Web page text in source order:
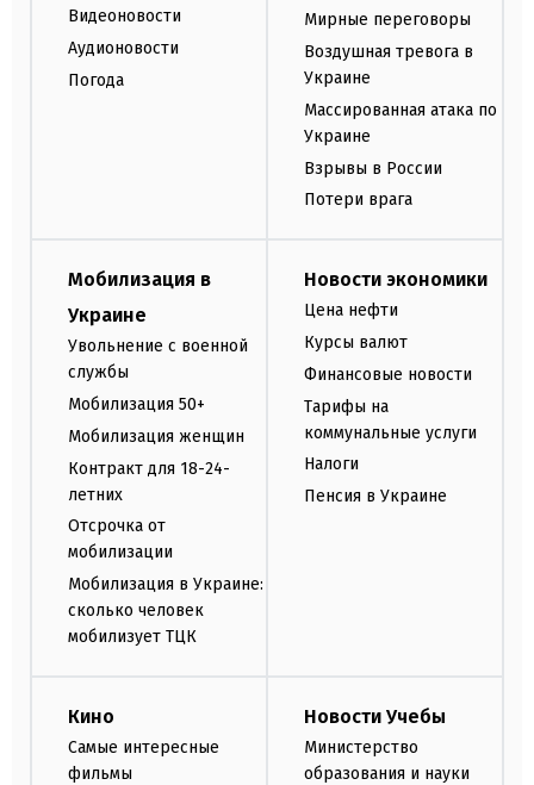
Видеоновости
Аудионовости
Погода
Мирные переговоры
Воздушная тревога в
Украине
Массированная атака по
Украине
Взрывы в России
Потери врага
Мобилизация в
Украине
Увольнение с военной
службы
Мобилизация 50+
Мобилизация женщин
Контракт для 18-24-
летних
Отсрочка от
мобилизации
Мобилизация в Украине:
сколько человек
мобилизует ТЦК
Новости экономики
Цена нефти
Курсы валют
Финансовые новости
Тарифы на
коммунальные услуги
Налоги
Пенсия в Украине
Кино
Самые интересные
фильмы
Новости Учебы
Министерство
образования и науки